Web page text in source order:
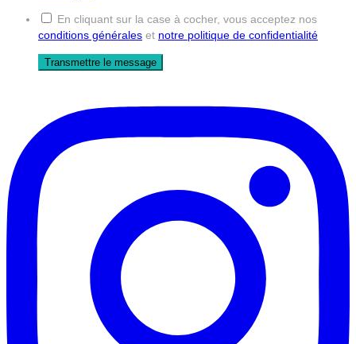
En cliquant sur la case à cocher, vous acceptez nos
conditions générales et notre politique de confidentialité